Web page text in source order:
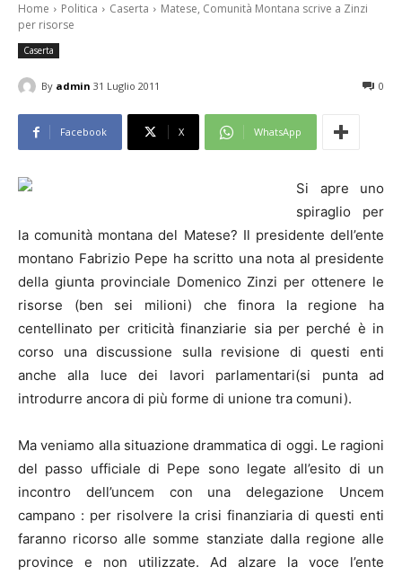
Home Politica Caserta
Matese, Comunità Montana scrive a Zinzi
per risorse
Caserta
By admin 31 Luglio 2011 0
Facebook X WhatsApp
Si apre uno
spiraglio per
la comunità montana del Matese? Il presidente dell’ente
montano Fabrizio Pepe ha scritto una nota al presidente
della giunta provinciale Domenico Zinzi per ottenere le
risorse (ben sei milioni) che finora la regione ha
centellinato per criticità finanziarie sia per perché è in
corso una discussione sulla revisione di questi enti
anche alla luce dei lavori parlamentari(si punta ad
introdurre ancora di più forme di unione tra comuni).
Ma veniamo alla situazione drammatica di oggi. Le ragioni
del passo ufficiale di Pepe sono legate all’esito di un
incontro dell’uncem con una delegazione Uncem
campano : per risolvere la crisi finanziaria di questi enti
faranno ricorso alle somme stanziate dalla regione alle
province e non utilizzate. Ad alzare la voce l’ente